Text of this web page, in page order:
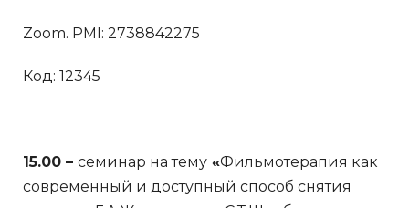
Zoom. PMI: 2738842275
Код: 12345
15.00 – семинар на тему «Фильмотерапия как
современный и доступный способ снятия